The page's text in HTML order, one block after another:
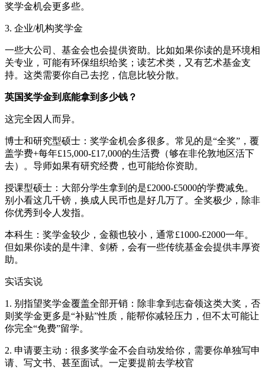
奖学金机会更多些。
3. 企业/机构奖学金
一些大公司、基金会也会提供资助。比如如果你读的是环境相
关专业，可能有环保组织给奖；读艺术类，又有艺术基金支
持。这类需要你自己去挖，信息比较分散。
英国奖学金到底能拿到多少钱？
这完全因人而异。
博士和研究型硕士：奖学金机会多很多。常见的是“全奖”，覆
盖学费+每年£15,000-£17,000的生活费（够在非伦敦地区活下
去）。导师如果有研究经费，也可能给你资助。
授课型硕士：大部分学生拿到的是£2000-£5000的学费减免。
别小看这几千镑，换成人民币也是好几万了。全奖极少，除非
你优秀到令人发指。
本科生：奖学金较少，金额也较小，通常£1000-£2000一年。
但如果你读的是牛津、剑桥，会有一些传统基金会提供丰厚资
助。
实话实说
1. 别指望奖学金覆盖全部开销：除非拿到志奋领这类大奖，否
则奖学金更多是“补贴”性质，能帮你减轻压力，但不太可能让
你完全“免费”留学。
2. 申请要主动：很多奖学金不会自动发给你，需要你单独写申
请、写文书、甚至面试。一定要提前去学校官